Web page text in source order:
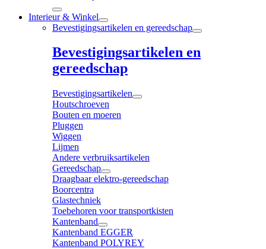
Interieur & Winkel
Bevestigingsartikelen en gereedschap
Bevestigingsartikelen en
gereedschap
Bevestigingsartikelen
Houtschroeven
Bouten en moeren
Pluggen
Wiggen
Lijmen
Andere verbruiksartikelen
Gereedschap
Draagbaar elektro-gereedschap
Boorcentra
Glastechniek
Toebehoren voor transportkisten
Kantenband
Kantenband EGGER
Kantenband POLYREY